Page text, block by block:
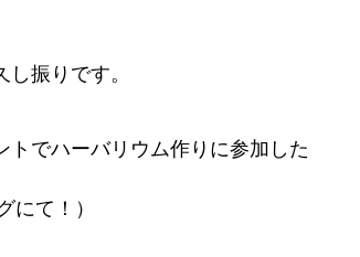
振りです。
でハーバリウム作りに参加した
にて！）